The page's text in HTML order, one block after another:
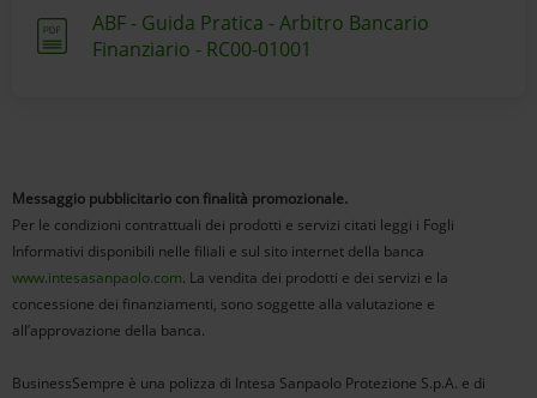
ABF - Guida Pratica - Arbitro Bancario
Finanziario - RC00-01001
Messaggio pubblicitario con finalità promozionale.
Per le condizioni contrattuali dei prodotti e servizi citati leggi i Fogli
Informativi disponibili nelle filiali e sul sito internet della banca
www.intesasanpaolo.com. La vendita dei prodotti e dei servizi e la
concessione dei finanziamenti, sono soggette alla valutazione e
all’approvazione della banca.
BusinessSempre è una polizza di Intesa Sanpaolo Protezione S.p.A. e di